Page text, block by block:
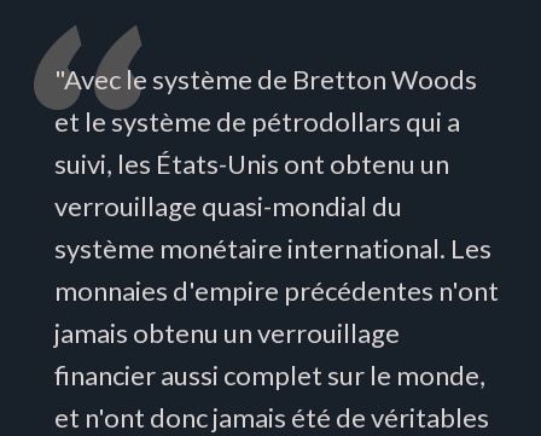
"Avec le système de Bretton Woods
et le système de pétrodollars qui a
suivi, les États-Unis ont obtenu un
verrouillage quasi-mondial du
système monétaire international. Les
monnaies d'empire précédentes n'ont
jamais obtenu un verrouillage
financier aussi complet sur le monde,
et n'ont donc jamais été de véritables